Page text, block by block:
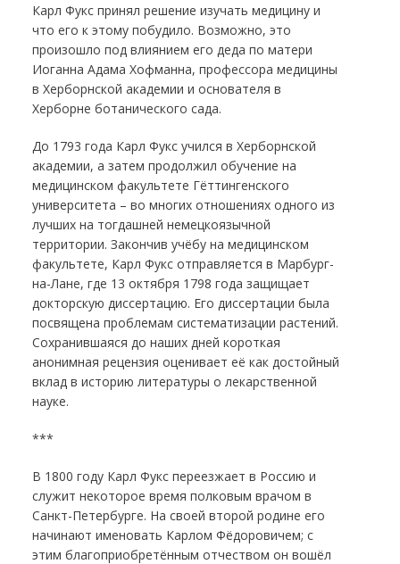
Карл Фукс принял решение изучать медицину и
что его к этому побудило. Возможно, это
произошло под влиянием его деда по матери
Иоганна Адама Хофманна, профессора медицины
в Херборнской академии и основателя в
Херборне ботанического сада.
До 1793 года Карл Фукс учился в Херборнской
академии, а затем продолжил обучение на
медицинском факультете Гёттингенского
университета – во многих отношениях одного из
лучших на тогдашней немецкоязычной
территории. Закончив учёбу на медицинском
факультете, Карл Фукс отправляется в Марбург-
на-Лане, где 13 октября 1798 года защищает
докторскую диссертацию. Его диссертации была
посвящена проблемам систематизации растений.
Сохранившаяся до наших дней короткая
анонимная рецензия оценивает её как достойный
вклад в историю литературы о лекарственной
науке.
***
В 1800 году Карл Фукс переезжает в Россию и
служит некоторое время полковым врачом в
Санкт-Петербурге. На своей второй родине его
начинают именовать Карлом Фёдоровичем; с
этим благоприобретённым отчеством он вошёл